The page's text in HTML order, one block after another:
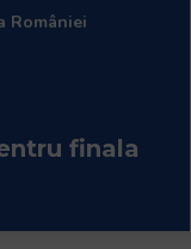
României
finala